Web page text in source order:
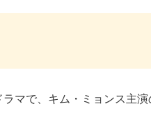
ラマで、キム・ミョンス主演